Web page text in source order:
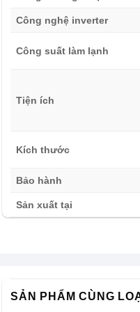
Kích thước Tủ lạnh LG
gàng, dễ bố trí
Sản phẩm có kích thước
sâu 633 mm. Đây là kích
mẫu tủ lạnh có dung tích
khoảng trống xung quanh
Công nghệ inverter
Công suất làm lạnh
Tiện ích
Kích thước
Bảo hành
Sản xuất tại
SẢN PHẨM CÙNG